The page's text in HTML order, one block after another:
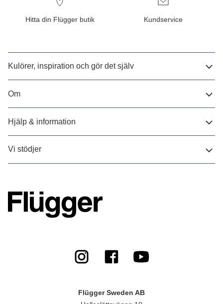
Hitta din Flügger butik Kundservice
Kulörer, inspiration och gör det själv
Om
Hjälp & information
Vi stödjer
Flügger Sweden AB